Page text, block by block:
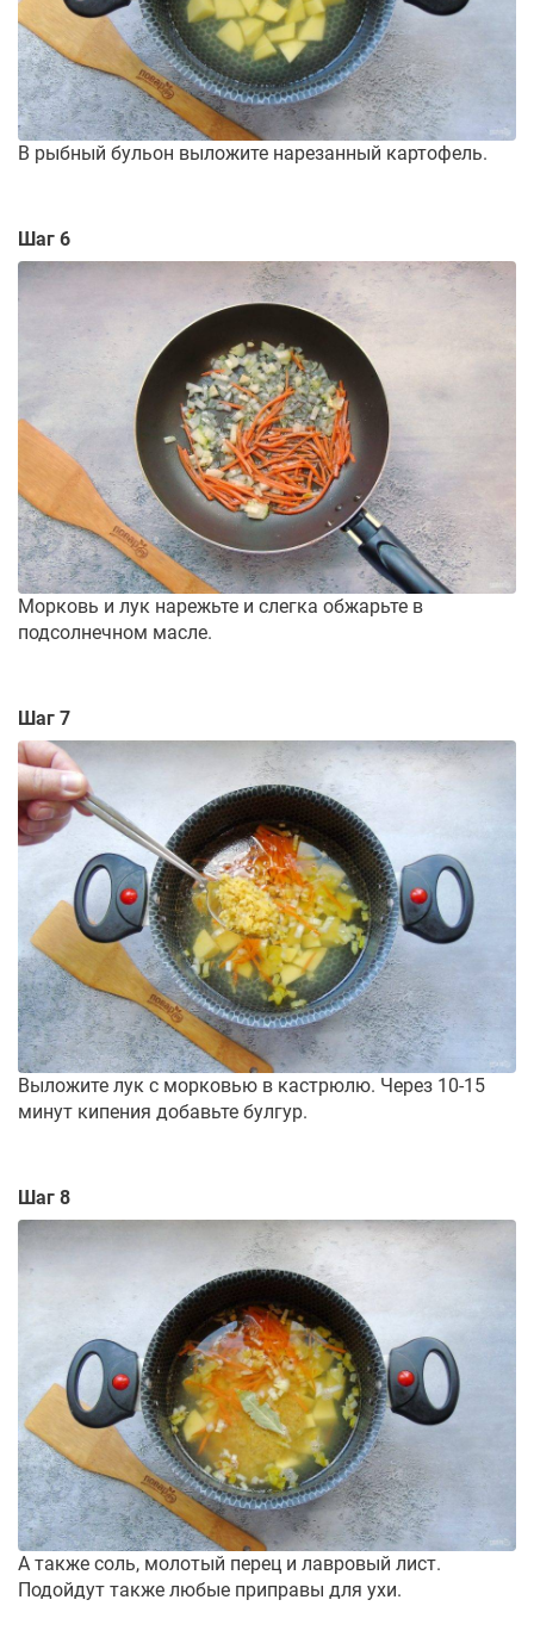
В рыбный бульон выложите нарезанный картофель.
Шаг 6
Морковь и лук нарежьте и слегка обжарьте в
подсолнечном масле.
Шаг 7
Выложите лук с морковью в кастрюлю. Через 10-15
минут кипения добавьте булгур.
Шаг 8
А также соль, молотый перец и лавровый лист.
Подойдут также любые приправы для ухи.